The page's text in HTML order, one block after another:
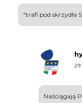
"trafi pod skrzydła
29
Naściągają